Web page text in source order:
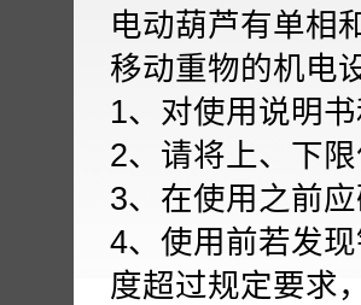
电动葫芦有单相
移动重物的机电
1、 对使用说明
2、 请将上、下
3、 在使用之前
4、 使用前若发
度超过规定要求